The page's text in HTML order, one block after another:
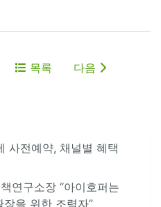
목록 다음
사전예약, 채널별 혜택
연구소장 “아이호퍼는
을 위한 조력자”